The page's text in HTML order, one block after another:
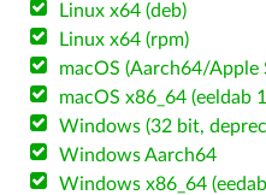
Linux x64 (deb)
Linux x64 (rpm)
macOS (Aarch64/Apple
macOS x86_64 (eeldab
Windows (32 bit,
Windows Aarch64
Windows x86_64